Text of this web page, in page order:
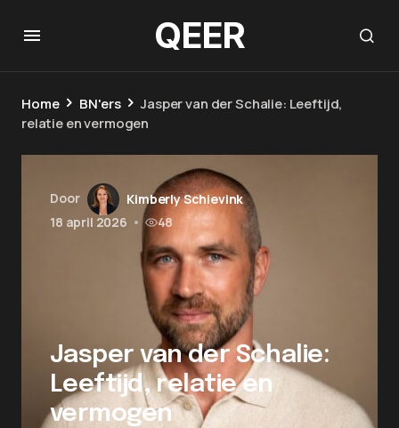
QEER
Home BN'ers
Jasper van der Schalie: Leeftijd,
relatie en vermogen
Door
Kimberly Schievink
18 april 2026 • 48
Jasper van der Schalie:
Leeftijd, relatie en
vermogen